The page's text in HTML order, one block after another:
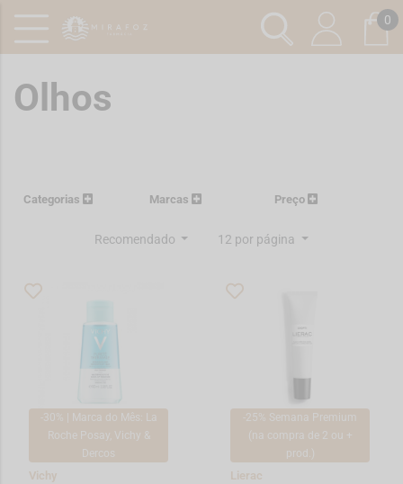
0
Olhos
Categorias Marcas Preço
Recomendado 12 por página
-30% | Marca do Mês: La
Roche Posay, Vichy &
Dercos
Vichy
-25% Semana Premium
(na compra de 2 ou +
prod.)
Lierac